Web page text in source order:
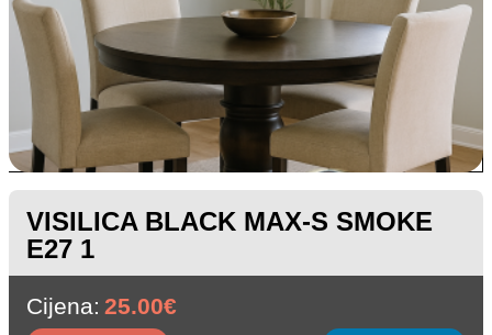
VISILICA BLACK MAX-S SMOKE
E27 1
Cijena: 25.00€